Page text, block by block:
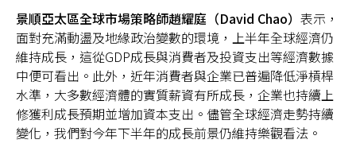
關於景順
台灣
聯絡我們
景順亞太區全球市場策略師趙耀庭（David Chao） 表示，
面對充滿動盪及地緣政治變數的環境，上半年全球經濟仍
維持成長，這從GDP成長與消費者及投資支出等經濟數據
中便可看出。此外，近年消費者與企業已普遍降低淨槓桿
水準，大多數經濟體的實質薪資有所成長，企業也持續上
修獲利成長預期並增加資本支出。儘管全球經濟走勢持續
變化，我們對今年下半年的成長前景仍維持樂觀看法。